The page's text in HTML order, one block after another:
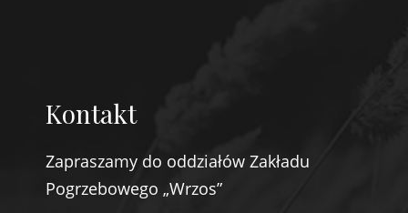
Kontakt
Zapraszamy do oddziałów Zakładu
Pogrzebowego „Wrzos”